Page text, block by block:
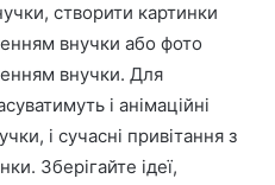
створити картинки
внучки або фото
внучки. Для
і анімаційні
і сучасні привітання з
Зберігайте ідеї,